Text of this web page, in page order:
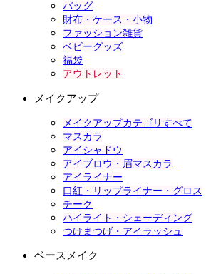
バッグ
財布・ケース・小物
ファッション雑貨
ベビーグッズ
福袋
アウトレット
メイクアップ
メイクアップカテゴリすべて
マスカラ
アイシャドウ
アイブロウ・眉マスカラ
アイライナー
口紅・リップライナー・グロス
チーク
ハイライト・シェーディング
つけまつげ・アイラッシュ
ベースメイク